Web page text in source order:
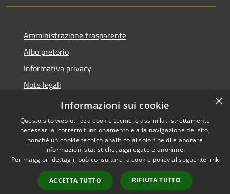
Amministrazione trasparente
Albo pretorio
Informativa privacy
Note legali
Dichiarazione di accessibilità
Accessibilità
Copyright © 2026 • Comune di
Pontedassio • Powered by
Municipium•
Accesso
redazione
×
Informazioni sui cookie
Questo sito web utilizza cookie tecnici e assimilati strettamente
necessari al corretto funzionamento e alla navigazione del sito,
nonché un cookie tecnico analitico al solo fine di elaborare
informazioni statistiche, aggregate e anonime.
Per maggiori dettagli, può consultare la cookie policy al seguente link
ACCETTA TUTTO RIFIUTA TUTTO